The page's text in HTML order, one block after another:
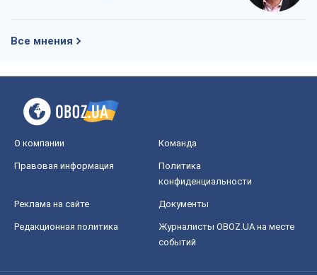
Все мнения
О компании Команда
Правовая информация
Политика
конфиденциальности
Реклама на сайте Документы
Редакционная политика
Журналисты OBOZ.UA на месте
событий